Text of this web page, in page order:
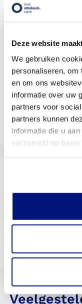
Deze website
We gebruiken
personaliseren, om
en om ons
informatie over uw
partners voor
partners kunnen
informatie die u
verzameld op
87
Vind
bij u in
Met meer dan
u in de buurt
Wordt
Selecteer uw